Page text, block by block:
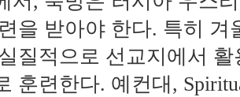
을 받아야 한다. 특히 겨
질적으로 선교지에서
훈련한다. 예컨대,